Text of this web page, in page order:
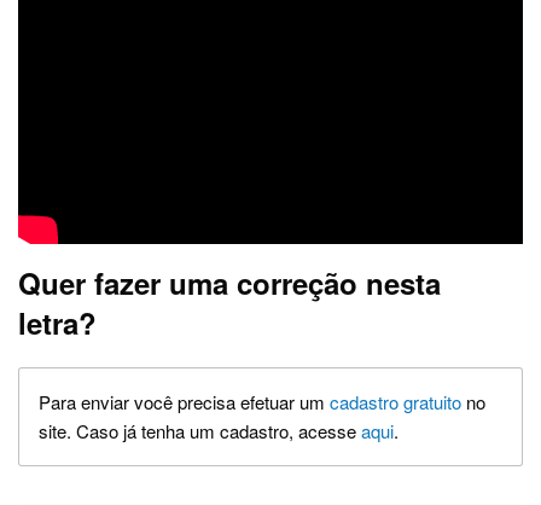
Quer fazer uma correção nesta
letra?
Para enviar você precisa efetuar um cadastro gratuito no
site. Caso já tenha um cadastro, acesseaqui.